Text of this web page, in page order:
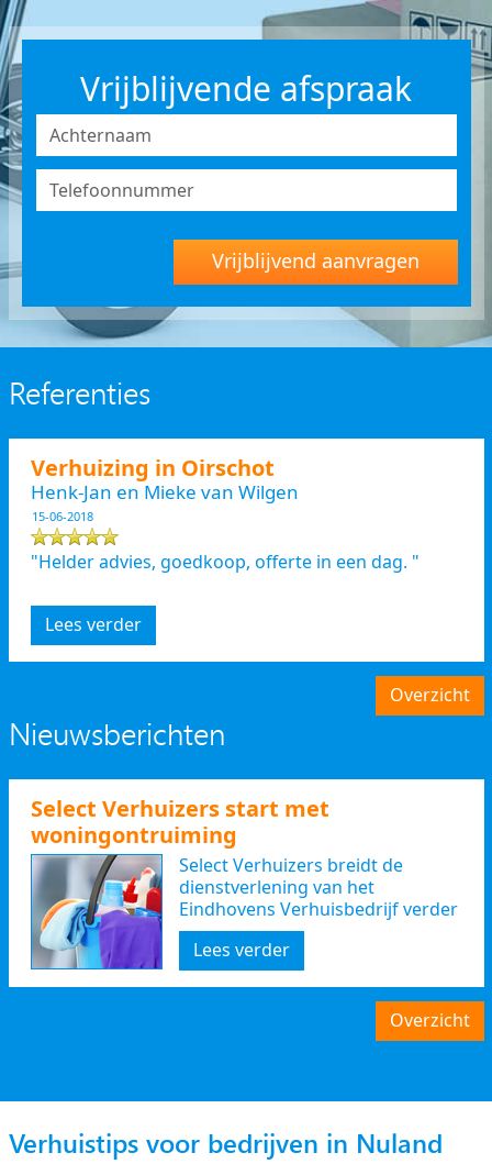
Vrijblijvende afspraak
Vrijblijvend aanvragen
Referenties
Verhuizing in Oirschot
Henk-Jan en Mieke van Wilgen
15-06-2018
"Helder advies, goedkoop, offerte in een dag. "
Lees verder
Overzicht
Nieuwsberichten
Select Verhuizers start met
woningontruiming
Select Verhuizers breidt de
dienstverlening van het
Eindhovens Verhuisbedrijf verder
uit
Lees verder
Overzicht
Verhuistips voor bedrijven in Nuland